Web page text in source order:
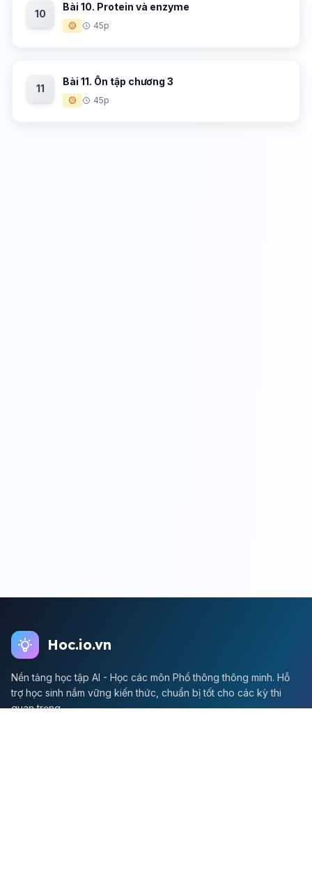
10
Bài 10. Protein và enzyme
🟡 45p
11
Bài 11. Ôn tập chương 3
🟡 45p
Hoc.io.vn
Nền tảng học tập AI - Học các môn Phổ thông thông minh. Hỗ
trợ học sinh nắm vững kiến thức, chuẩn bị tốt cho các kỳ thi
quan trọng.